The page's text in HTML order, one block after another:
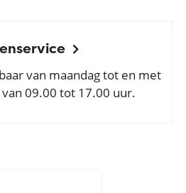
van maandag tot en met
09.00 tot 17.00 uur.